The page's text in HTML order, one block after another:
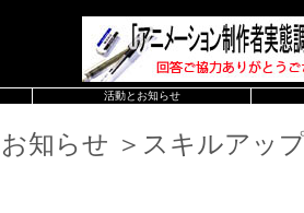
活動とお知らせ
お知らせ ＞スキルアッ